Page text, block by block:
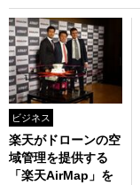
ビジネス
楽天がドローンの空
域管理を提供する
「楽天AirMap」を